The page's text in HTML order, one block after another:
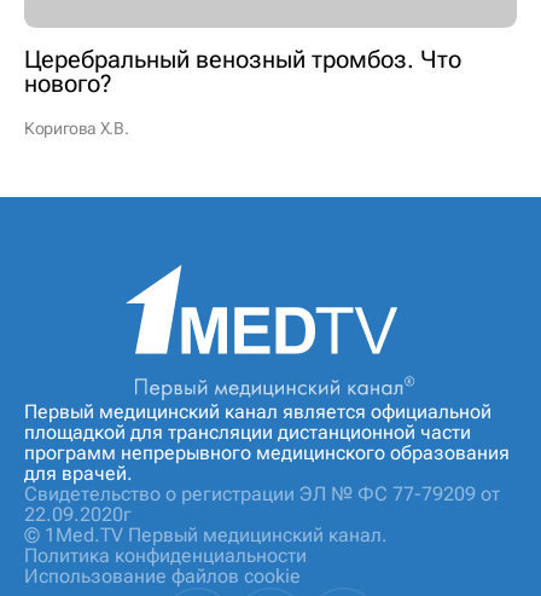
Церебральный венозный тромбоз. Что
нового?
Коригова Х.В.
Первый медицинский канал является официальной
площадкой для трансляции дистанционной части
программ непрерывного медицинского образования
для врачей.
Свидетельство о регистрации ЭЛ № ФС 77-79209 от
22.09.2020г
© 1Med.TV Первый медицинский канал.
Политика конфиденциальности
Использование файлов cookie